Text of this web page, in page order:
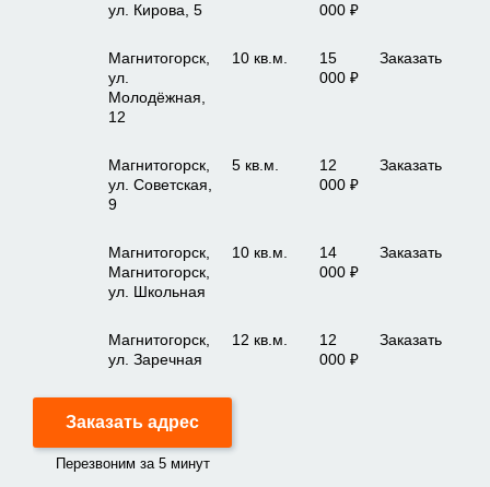
ул. Кирова, 5
000 ₽
Магнитогорск,
ул.
Молодёжная,
12
10 кв.м.
15
000 ₽
Заказать
Магнитогорск,
ул. Советская,
9
5 кв.м.
12
000 ₽
Заказать
Магнитогорск,
Магнитогорск,
ул. Школьная
10 кв.м.
14
000 ₽
Заказать
Магнитогорск,
ул. Заречная
12 кв.м.
12
000 ₽
Заказать
Заказать адрес
Перезвоним за 5 минут